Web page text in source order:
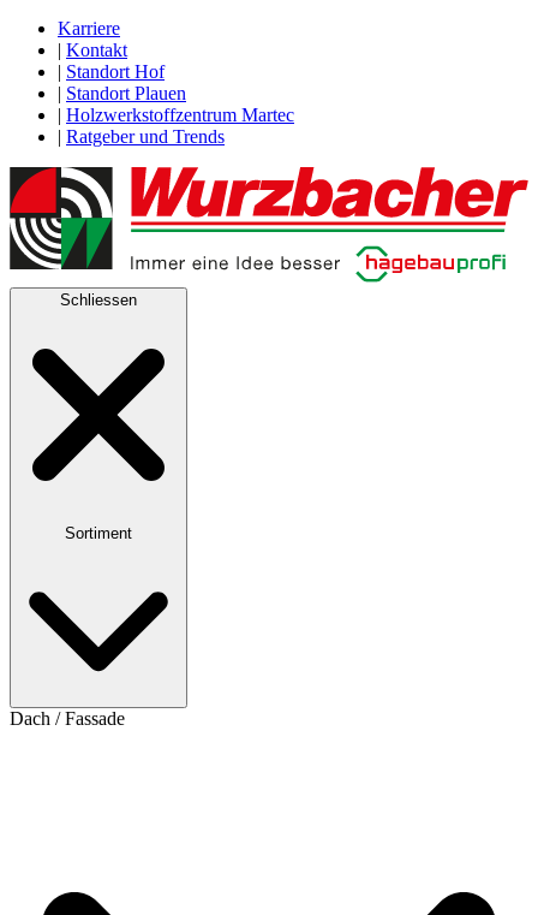
Karriere
| Kontakt
| Standort Hof
| Standort Plauen
| Holzwerkstoffzentrum Martec
| Ratgeber und Trends
Schliessen
Sortiment
Dach / Fassade